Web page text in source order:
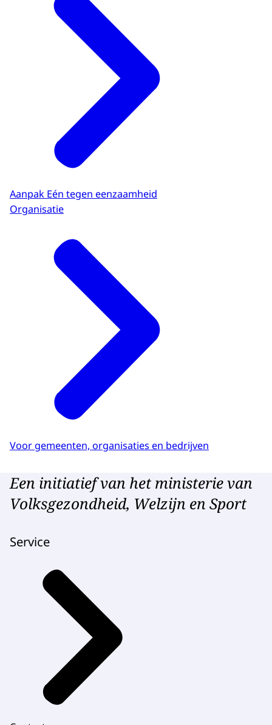
Aanpak Eén tegen eenzaamheid
Organisatie
Voor gemeenten, organisaties en bedrijven
Een initiatief van het ministerie van
Volksgezondheid, Welzijn en Sport
Service